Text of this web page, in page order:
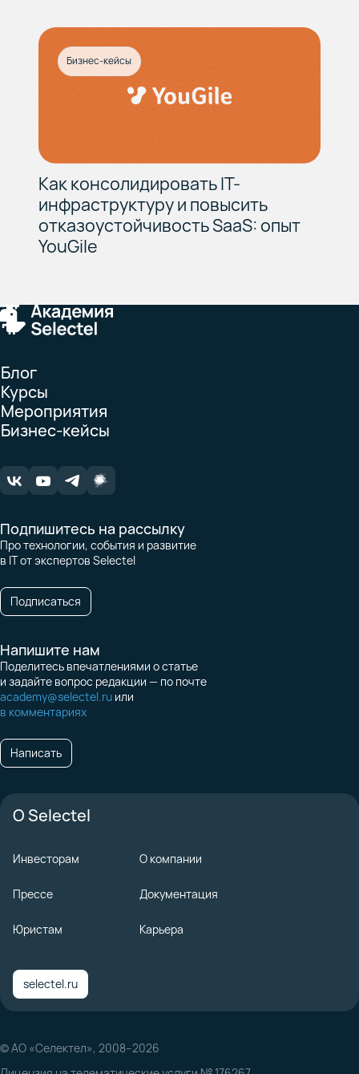
Бизнес-кейсы
Как консолидировать IT-
инфраструктуру и повысить
отказоустойчивость SaaS: опыт
YouGile
Блог
Курсы
Мероприятия
Бизнес-кейсы
Подпишитесь на рассылку
Про технологии, события и развитие
в IT от экспертов Selectel
Подписаться
Напишите нам
Поделитесь впечатлениями о статье
и задайте вопрос редакции — по почте
academy@selectel.ru или
в комментариях
Написать
О Selectel
Инвесторам О компании
Прессе Документация
Юристам Карьера
selectel.ru
© АО «Селектел», 2008–2026